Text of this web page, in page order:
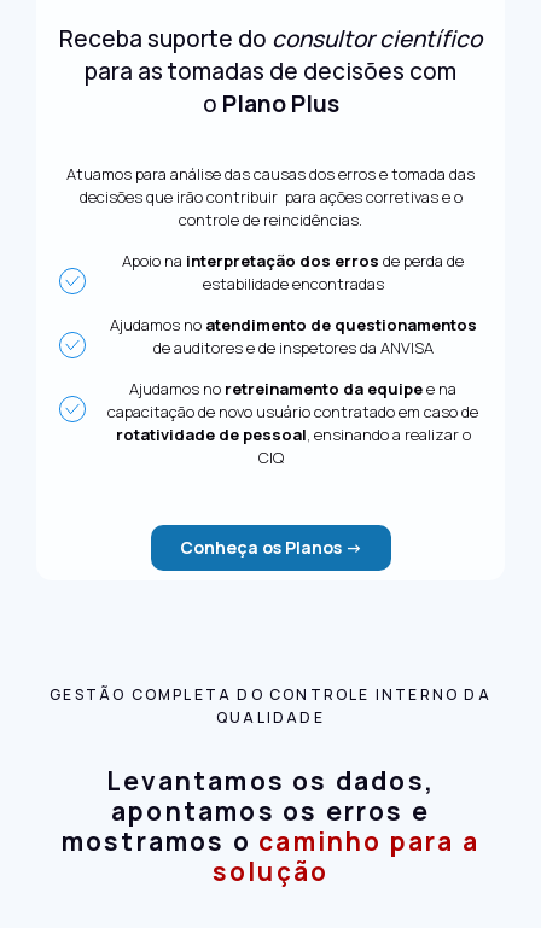
Receba suporte do consultor científico
para as tomadas de decisões com
o Plano Plus
Atuamos para análise das causas dos erros e tomada das
decisões que irão contribuir para ações corretivas e o
controle de reincidências.
Apoio na interpretação dos erros de perda de
estabilidade encontradas
Ajudamos no atendimento de questionamentos
de auditores e de inspetores da ANVISA
Ajudamos no retreinamento da equipee na
capacitação de novo usuário contratado em caso de
rotatividade de pessoal, ensinando a realizar o
CIQ
Conheça os Planos ->
GESTÃO COMPLETA DO CONTROLE INTERNO DA
QUALIDADE
Levantamos os dados,
apontamos os erros e
mostramos o caminho para a
solução